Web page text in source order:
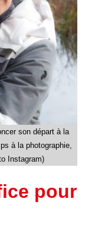
son départ à la
à la photographie,
Instagram)
pour